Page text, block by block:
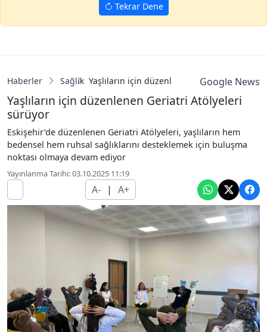
Tekrar Dene
Haberler Sağlık Yaşlıların için düzenlenen GeriatriGoogle News
Yaşlıların için düzenlenen Geriatri Atölyeleri
sürüyor
Eskişehir’de düzenlenen Geriatri Atölyeleri, yaşlıların hem
bedensel hem ruhsal sağlıklarını desteklemek için buluşma
noktası olmaya devam ediyor
Yayınlanma Tarihi: 03.10.2025 11:19
A- | A+